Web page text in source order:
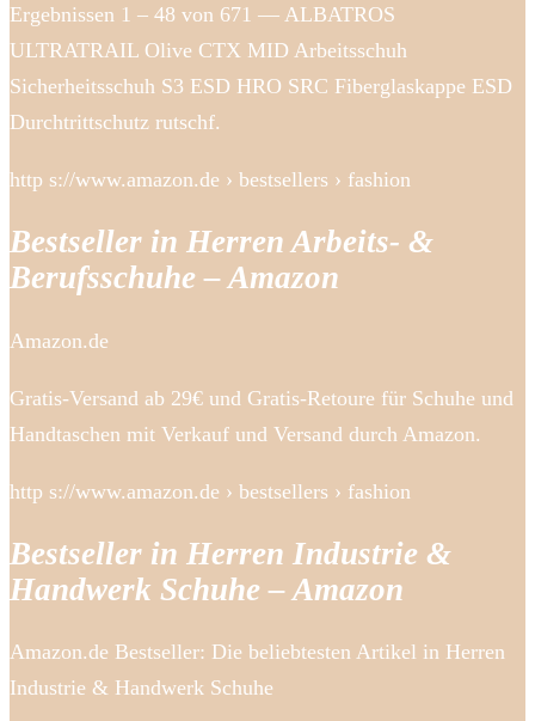
Ergebnissen 1 – 48 von 671 — ALBATROS
ULTRATRAIL Olive CTX MID Arbeitsschuh
Sicherheitsschuh S3 ESD HRO SRC Fiberglaskappe ESD
Durchtrittschutz rutschf.
http s://www.amazon.de › bestsellers › fashion
Bestseller in Herren Arbeits- &
Berufsschuhe – Amazon
Amazon.de
Gratis-Versand ab 29€ und Gratis-Retoure für Schuhe und
Handtaschen mit Verkauf und Versand durch Amazon.
http s://www.amazon.de › bestsellers › fashion
Bestseller in Herren Industrie &
Handwerk Schuhe – Amazon
Amazon.de Bestseller: Die beliebtesten Artikel in Herren
Industrie & Handwerk Schuhe